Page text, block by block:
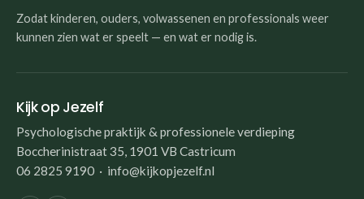
Zodat kinderen, ouders, volwassenen en professionals weer
kunnen zien wat er speelt — en wat er nodig is.
Kijk op Jezelf
Psychologische praktijk & professionele verdieping
Boccherinistraat 35, 1901 VB Castricum
06 2825 9190 · info@kijkopjezelf.nl